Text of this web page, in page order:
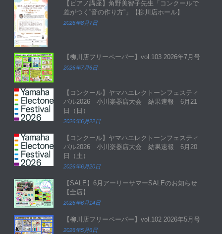
【ピアノ講座】角野美智子先生「コンクールで
差がつく”音の作り方”」【柳川店ホール】
2026年8月7日
【柳川店フリーペーパー】vol.103 2026年7月号
2026年7月6日
【コンクール】ヤマハエレクトーンフェスティ
バル2026 小川楽器店大会 結果速報 6月21
日（日）
2026年6月22日
【コンクール】ヤマハエレクトーンフェスティ
バル2026 小川楽器店大会 結果速報 6月20
日（土）
2026年6月20日
【SALE】6月アーリーサマーSALEのお知らせ
【全店】
2026年6月14日
【柳川店フリーペーパー】vol.102 2026年5月号
2026年5月6日